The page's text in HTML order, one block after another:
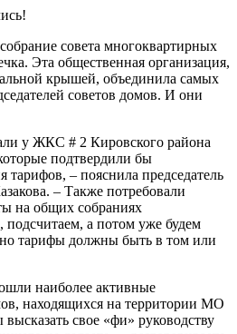
совета многоквартирных
Эта общественная организация,
крышей, объединила самых
советов домов. И они
у ЖКС # 2 Кировского района
подтвердили бы
– пояснила председатель
– Также потребовали
на общих собраниях
подсчитаем, а потом уже будем
тарифы должны быть в том или
наиболее активные
находящихся на территории МО
свое «фи» руководству